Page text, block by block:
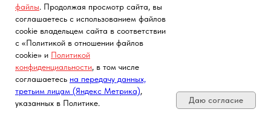
Роза английская
Подробнее
файлы. Продолжая просмотр сайта, вы
соглашаетесь с использованием файлов
cookie владельцем сайта в соответствии
с «Политикой в отношении файлов
cookie» и Политикой
конфиденциальности, в том числе
соглашаетесь на передачу данных,
третьим лицам (Яндекс Метрика),
указанных в Политике.
Даю согласие